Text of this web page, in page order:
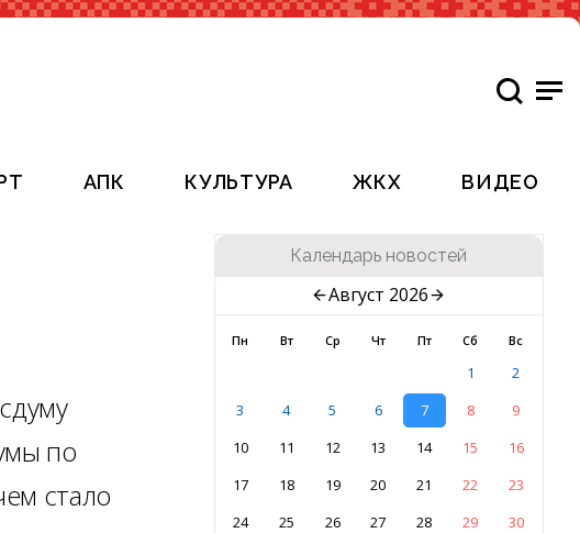
АПК КУЛЬТУРА ЖКХ ВИДЕО
по
стало
Календарь новостей
Август 2026
Пн Вт Ср Чт Пт Сб Вс
1
2
3
4 5 6 7 8
9
10
11 12 13 14 15
16
17
18 19 20 21 22
23
24
25 26 27 28 29
30